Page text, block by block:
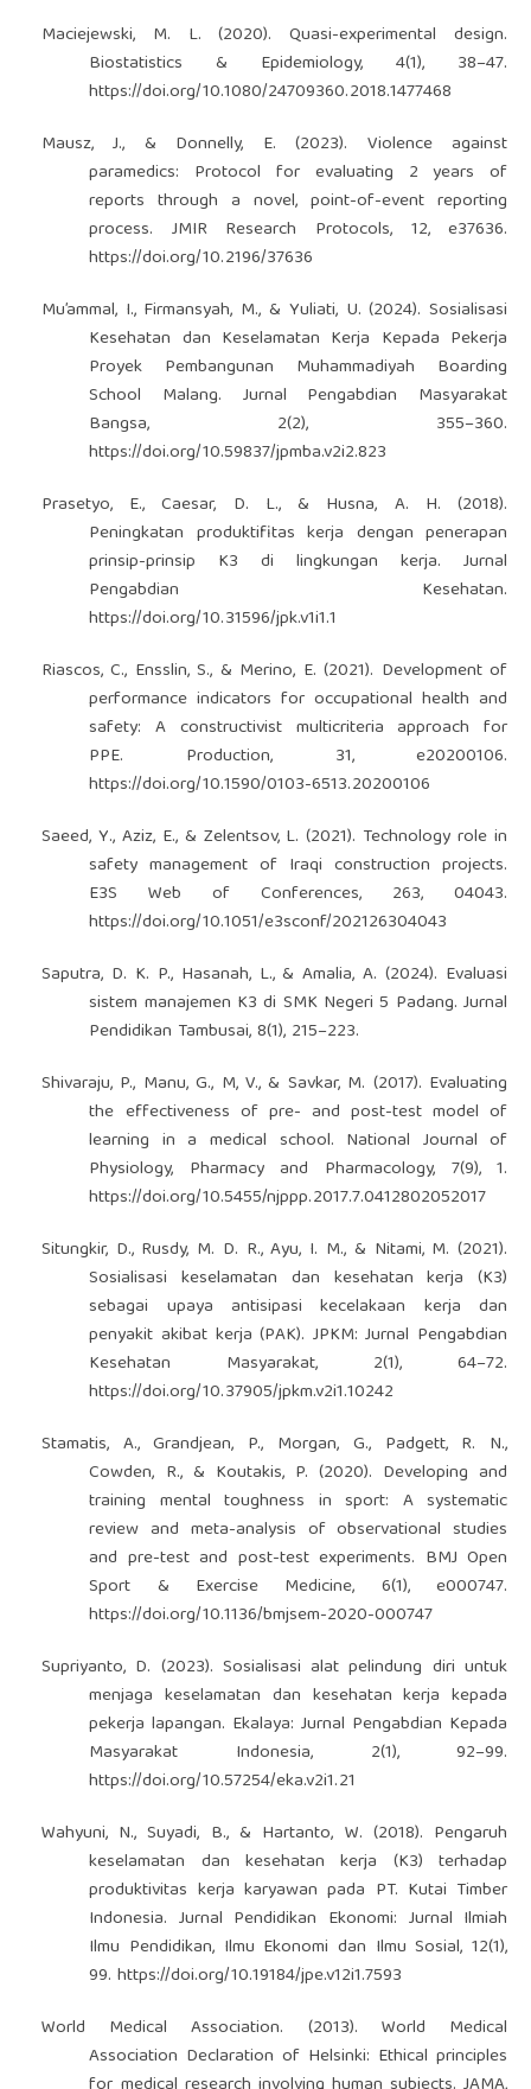
Maciejewski, M. L. (2020). Quasi-experimental design.
Biostatistics & Epidemiology, 4(1), 38–47.
https://doi.org/10.1080/24709360.2018.1477468
Mausz, J., & Donnelly, E. (2023). Violence against
paramedics: Protocol for evaluating 2 years of
reports through a novel, point-of-event reporting
process. JMIR Research Protocols, 12, e37636.
https://doi.org/10.2196/37636
Mu’ammal, I., Firmansyah, M., & Yuliati, U. (2024). Sosialisasi
Kesehatan dan Keselamatan Kerja Kepada Pekerja
Proyek Pembangunan Muhammadiyah Boarding
School Malang. Jurnal Pengabdian Masyarakat
Bangsa, 2(2), 355–360.
https://doi.org/10.59837/jpmba.v2i2.823
Prasetyo, E., Caesar, D. L., & Husna, A. H. (2018).
Peningkatan produktifitas kerja dengan penerapan
prinsip-prinsip K3 di lingkungan kerja. Jurnal
Pengabdian Kesehatan.
https://doi.org/10.31596/jpk.v1i1.1
Riascos, C., Ensslin, S., & Merino, E. (2021). Development of
performance indicators for occupational health and
safety: A constructivist multicriteria approach for
PPE. Production, 31, e20200106.
https://doi.org/10.1590/0103-6513.20200106
Saeed, Y., Aziz, E., & Zelentsov, L. (2021). Technology role in
safety management of Iraqi construction projects.
E3S Web of Conferences, 263, 04043.
https://doi.org/10.1051/e3sconf/202126304043
Saputra, D. K. P., Hasanah, L., & Amalia, A. (2024). Evaluasi
sistem manajemen K3 di SMK Negeri 5 Padang. Jurnal
Pendidikan Tambusai, 8(1), 215–223.
Shivaraju, P., Manu, G., M, V., & Savkar, M. (2017). Evaluating
the effectiveness of pre- and post-test model of
learning in a medical school. National Journal of
Physiology, Pharmacy and Pharmacology, 7(9), 1.
https://doi.org/10.5455/njppp.2017.7.0412802052017
Situngkir, D., Rusdy, M. D. R., Ayu, I. M., & Nitami, M. (2021).
Sosialisasi keselamatan dan kesehatan kerja (K3)
sebagai upaya antisipasi kecelakaan kerja dan
penyakit akibat kerja (PAK). JPKM: Jurnal Pengabdian
Kesehatan Masyarakat, 2(1), 64–72.
https://doi.org/10.37905/jpkm.v2i1.10242
Stamatis, A., Grandjean, P., Morgan, G., Padgett, R. N.,
Cowden, R., & Koutakis, P. (2020). Developing and
training mental toughness in sport: A systematic
review and meta-analysis of observational studies
and pre-test and post-test experiments. BMJ Open
Sport & Exercise Medicine, 6(1), e000747.
https://doi.org/10.1136/bmjsem-2020-000747
Supriyanto, D. (2023). Sosialisasi alat pelindung diri untuk
menjaga keselamatan dan kesehatan kerja kepada
pekerja lapangan. Ekalaya: Jurnal Pengabdian Kepada
Masyarakat Indonesia, 2(1), 92–99.
https://doi.org/10.57254/eka.v2i1.21
Wahyuni, N., Suyadi, B., & Hartanto, W. (2018). Pengaruh
keselamatan dan kesehatan kerja (K3) terhadap
produktivitas kerja karyawan pada PT. Kutai Timber
Indonesia. Jurnal Pendidikan Ekonomi: Jurnal Ilmiah
Ilmu Pendidikan, Ilmu Ekonomi dan Ilmu Sosial, 12(1),
99.https://doi.org/10.19184/jpe.v12i1.7593
World Medical Association. (2013). World Medical
Association Declaration of Helsinki: Ethical principles